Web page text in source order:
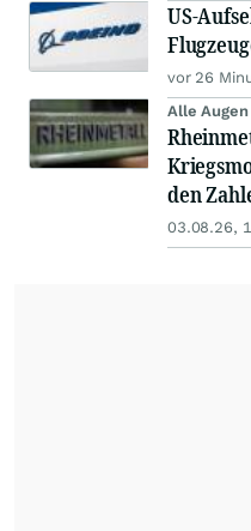
US-
vor 26
Alle
den
03.08.26,